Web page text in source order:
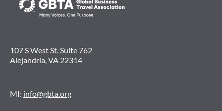
107 S West St. Suite 762
Alejandría, VA 22314
MI: info@gbta.org